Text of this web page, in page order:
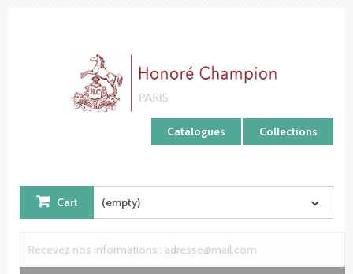
Catalogues Collections
Cart (empty)